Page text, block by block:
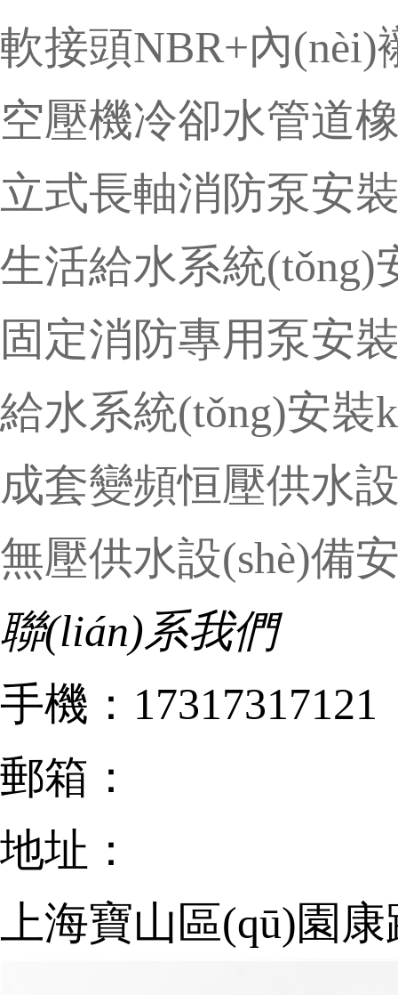
軟接頭NBR+內(nèi)
空壓機冷卻水管道
立式長軸消防泵安
生活給水系統(tǒng)
固定消防專用泵安
給水系統(tǒng)安裝
成套變頻恒壓供水
無壓供水設(shè)備
聯(lián)系我們
手機：17317317121
郵箱：
地址：
上海寶山區(qū)園